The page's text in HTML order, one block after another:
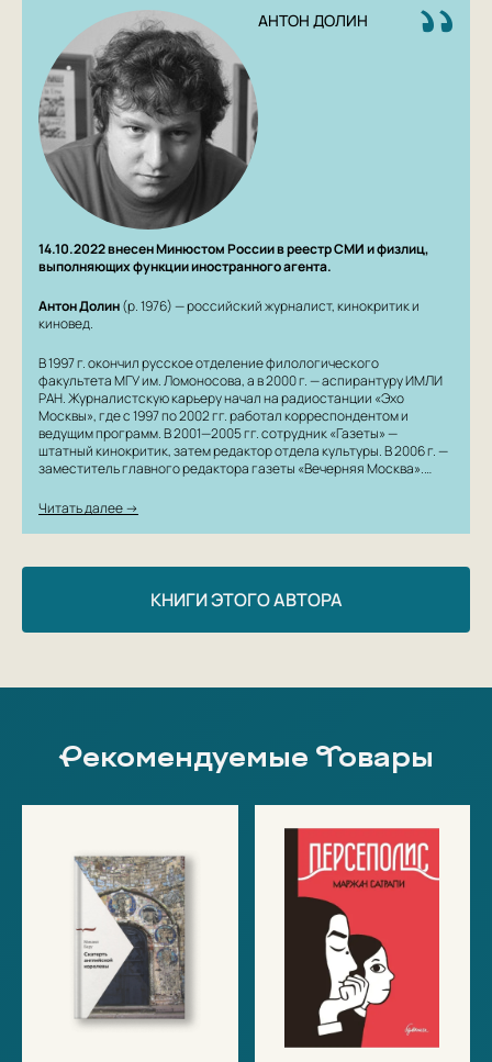
АНТОН ДОЛИН
14.10.2022 внесен Минюстом России в реестр СМИ и физлиц,
выполняющих функции иностранного агента.
Антон Долин(р. 1976) — российский журналист, кинокритик и
киновед.
В 1997 г. окончил русское отделение филологического
факультета МГУ им. Ломоносова, а в 2000 г. — аспирантуру ИМЛИ
РАН. Журналистскую карьеру начал на радиостанции «Эхо
Москвы», где с 1997 по 2002 гг. работал корреспондентом и
ведущим программ. В 2001—2005 гг. сотрудник «Газеты» —
штатный кинокритик, затем редактор отдела культуры. В 2006 г. —
заместитель главного редактора газеты «Вечерняя Москва».…
Читать далее →
КНИГИ ЭТОГО АВТОРА
Рекомендуемые Товары